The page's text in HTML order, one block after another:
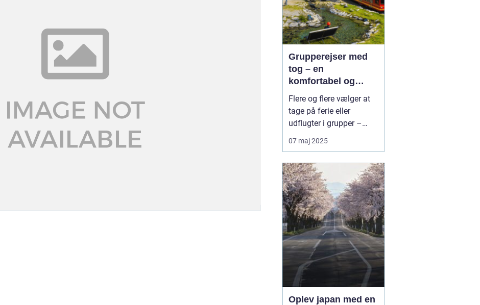
Grupperejser med
tog – en
komfortabel og
bæredygtig måde at
rejse sammen
Flere og flere vælger at
tage på ferie eller
udflugter i grupper –
hvad enten det er
familier, vennegrupper,
foreninger. Når rejsen
skal være både praktisk,
komfortabel og
miljøven...
07 maj 2025
Oplev japan med en